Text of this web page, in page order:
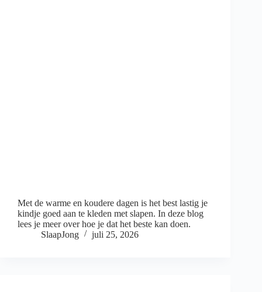
Met de warme en koudere dagen is het best lastig je
kindje goed aan te kleden met slapen. In deze blog
lees je meer over hoe je dat het beste kan doen.
SlaapJong
juli 25, 2026